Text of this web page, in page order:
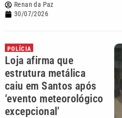
Renan da Paz
30/07/2026
POLÍCIA
Loja afirma que
estrutura metálica
caiu em Santos após
‘evento meteorológico
excepcional’